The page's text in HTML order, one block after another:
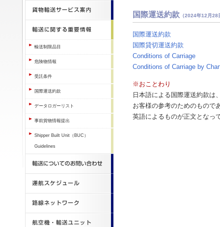
輸送制限品目
危険物情報
受託条件
国際運送約款
データロガーリスト
事前貨物情報提出
Shipper Built Unit（BUC）
Guidelines
国際運送約款 （2024年12月28
国際運送約款
国際貸切運送約款
Conditions of Carriage
Conditions of Carriage by
※おことわり
日本語による国際運送約款は
お客様の参考のためのもので
英語によるものが正文となっ